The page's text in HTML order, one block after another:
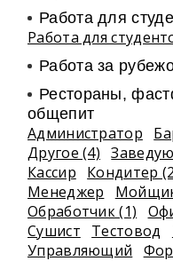
Работа для
Работа для
Работа за
Рестораны,
общепит
Администратор
Другое (4)
Кассир
Кондитер
Менеджер
Обработчик (1)
Сушист
Тестовод
Управляющий